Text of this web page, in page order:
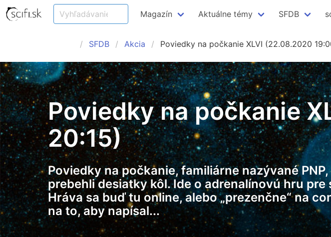
Magazín Aktuálne témy SFDB
SFDB Akcia Poviedky na počkanie XLVI (22.08.2020
Poviedky na počkanie
20:15)
Poviedky na počkanie, familiárne nazývané
prebehli desiatky kôl. Ide o adrenalínovú hru
Hráva sa buď tu online, alebo „prezenčne“ na
na to, aby napísal...